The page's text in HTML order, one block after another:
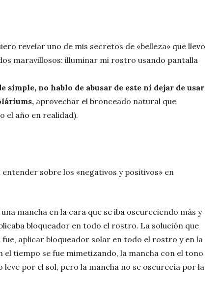
revelar uno de mis secretos de «belleza» que llevo
maravillosos: illuminar mi rostro usando pantalla
simple, no hablo de abusar de este ni dejar de usar
aprovechar el bronceado natural que
el año en realidad).
sobre los «negativos y positivos» en
mancha en la cara que se iba oscureciendo más y
bloqueador en todo el rostro. La solución que
aplicar bloqueador solar en todo el rostro y en la
el tiempo se fue mimetizando, la mancha con el tono
leve por el sol, pero la mancha no se oscurecía por la